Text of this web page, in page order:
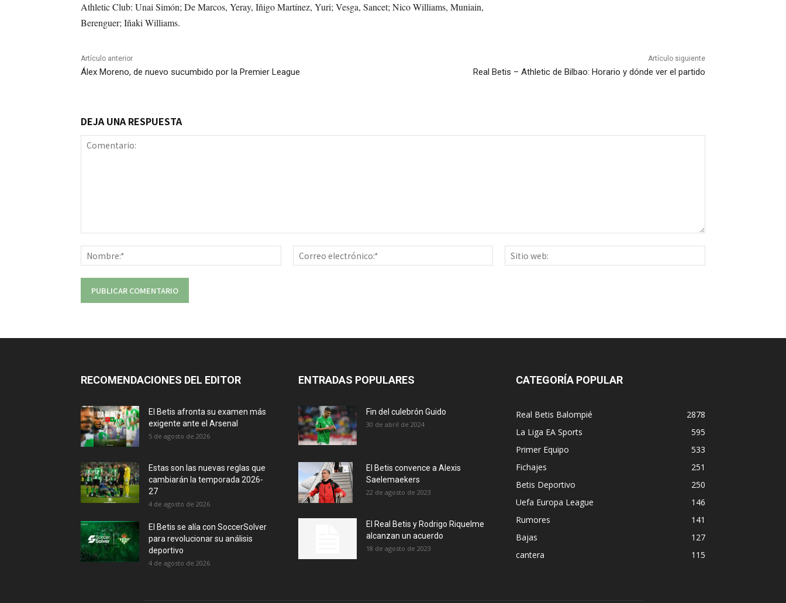
Athletic Club: Unai Simón; De Marcos, Yeray, Iñigo Martínez, Yuri; Vesga, Sancet; Nico Williams, Muniain,
Berenguer; Iñaki Williams.
Artículo anterior
Álex Moreno, de nuevo sucumbido por la Premier League
Artículo siguiente
Real Betis – Athletic de Bilbao: Horario y dónde ver el partido
DEJA UNA RESPUESTA
Nombre:*
Correo
electrónico:*
web:
RECOMENDACIONES DEL EDITOR
El Betis afronta su examen más
exigente ante el Arsenal
5 de agosto de 2026
Estas son las nuevas reglas que
cambiarán la temporada 2026-
27
4 de agosto de 2026
El Betis se alía con SoccerSolver
para revolucionar su análisis
deportivo
4 de agosto de 2026
ENTRADAS POPULARES
Fin del culebrón Guido
30 de abril de 2024
El Betis convence a Alexis
Saelemaekers
22 de agosto de 2023
El Real Betis y Rodrigo Riquelme
alcanzan un acuerdo
18 de agosto de 2023
CATEGORÍA POPULAR
Real Betis Balompié
2878
La Liga EA Sports
595
Primer Equipo
533
Fichajes
251
Betis Deportivo
250
Uefa Europa League
146
Rumores
141
Bajas
127
cantera
115